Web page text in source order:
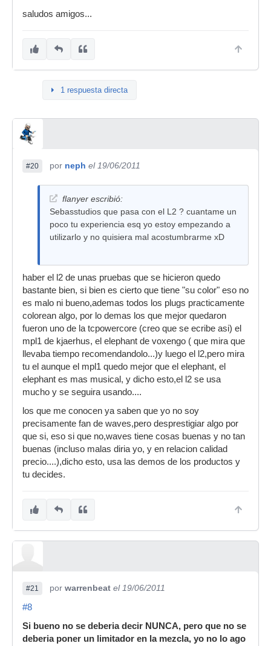
saludos amigos...
1 respuesta directa
#20 por neph el 19/06/2011
flanyer escribió:
Sebasstudios que pasa con el L2 ? cuantame un
poco tu experiencia esq yo estoy empezando a
utilizarlo y no quisiera mal acostumbrarme xD
haber el l2 de unas pruebas que se hicieron quedo
bastante bien, si bien es cierto que tiene "su color" eso no
es malo ni bueno,ademas todos los plugs practicamente
colorean algo, por lo demas los que mejor quedaron
fueron uno de la tcpowercore (creo que se ecribe asi) el
mpl1 de kjaerhus, el elephant de voxengo ( que mira que
llevaba tiempo recomendandolo...)y luego el l2,pero mira
tu el aunque el mpl1 quedo mejor que el elephant, el
elephant es mas musical, y dicho esto,el l2 se usa
mucho y se seguira usando....
los que me conocen ya saben que yo no soy
precisamente fan de waves,pero desprestigiar algo por
que si, eso si que no,waves tiene cosas buenas y no tan
buenas (incluso malas diria yo, y en relacion calidad
precio....),dicho esto, usa las demos de los productos y
tu decides.
#21 por warrenbeat el 19/06/2011
#8
Si bueno no se deberia decir NUNCA, pero que no se
deberia poner un limitador en la mezcla, yo no lo ago